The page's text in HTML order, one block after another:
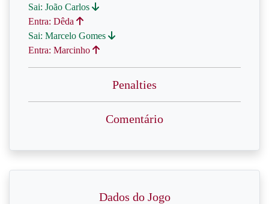
Sai: João Carlos
Entra: Dêda
Sai: Marcelo Gomes
Entra: Marcinho
Penalties
Comentário
Dados do Jogo